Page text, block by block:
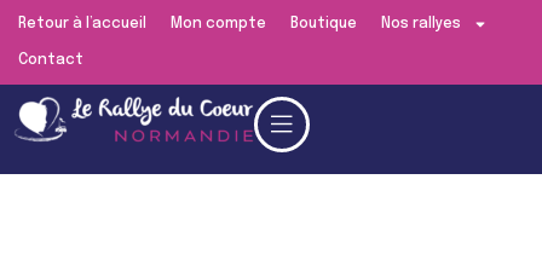
Retour à l’accueil Mon compte Boutique Nos rallyes
Contact